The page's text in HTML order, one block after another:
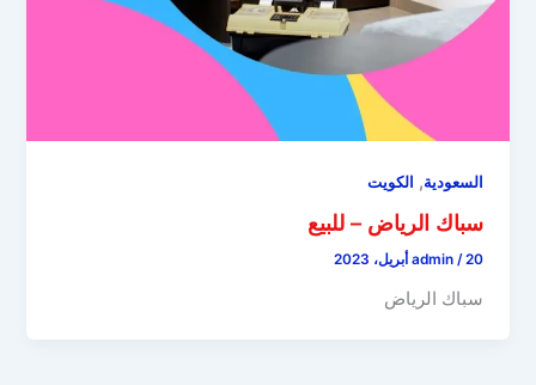
السعودية, الكويت
سباك الرياض – للبيع
admin /20 أبريل، 2023
سباك الرياض